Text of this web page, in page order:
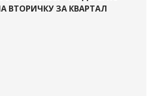
ВТОРИЧКУ ЗА КВАРТАЛ